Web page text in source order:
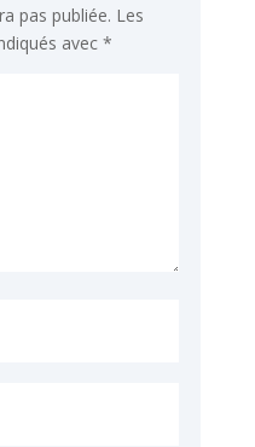
pas publiée. Les
avec *